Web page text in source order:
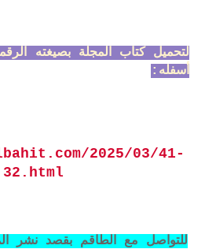
أسفله:
2025/03/41-
32.html
للتواصل مع الطاقم بقصد نشر